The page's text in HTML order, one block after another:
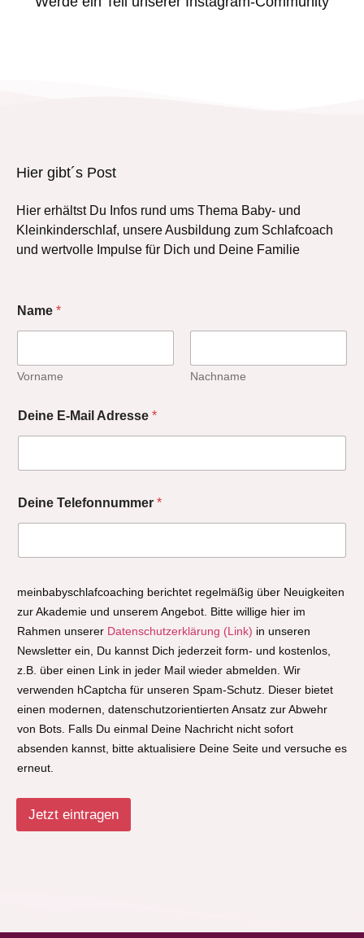
Hier gibt´s Post
Hier erhältst Du Infos rund ums Thema Baby- und
Kleinkinderschlaf, unsere Ausbildung zum Schlafcoach
und wertvolle Impulse für Dich und Deine Familie
Name *
Vorname Nachname
Deine E-Mail Adresse *
Deine Telefonnummer *
meinbabyschlafcoaching berichtet regelmäßig über Neuigkeiten
zur Akademie und unserem Angebot. Bitte willige hier im
Rahmen unserer Datenschutzerklärung (Link) in unseren
Newsletter ein, Du kannst Dich jederzeit form- und kostenlos,
z.B. über einen Link in jeder Mail wieder abmelden. Wir
verwenden hCaptcha für unseren Spam-Schutz. Dieser bietet
einen modernen, datenschutzorientierten Ansatz zur Abwehr
von Bots. Falls Du einmal Deine Nachricht nicht sofort
absenden kannst, bitte aktualisiere Deine Seite und versuche es
erneut.
Jetzt eintragen